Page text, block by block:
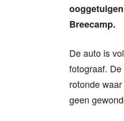
Breecamp.
De auto is
fotograaf.
rotonde
geen